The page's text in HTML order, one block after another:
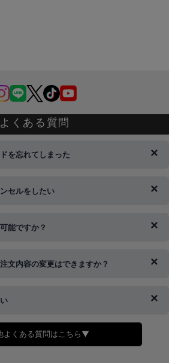
よくある質問
を忘れてしまった
ンIDの変更が可能です。
セルをしたい
る関係上、午後以降のご連絡やキャンセル
了しお手続きが間に合わない場合は変更、
能ですか？
カード・携帯キャリア決済・おねだり決
文内容の変更はできますか？
っております。
場合のみ発行しております。
よくある質問はこちら▼